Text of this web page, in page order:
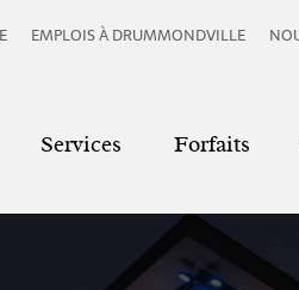
EMPLOIS À DRUMMONDVILLE
Services Forfaits